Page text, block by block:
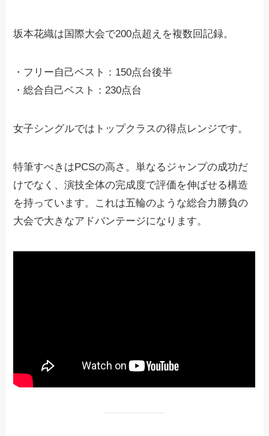
坂本花織は国際大会で200点超えを複数回記録。
・フリー自己ベスト：150点台後半
・総合自己ベスト：230点台
女子シングルではトップクラスの得点レンジです。
特筆すべきはPCSの高さ。単なるジャンプの成功だ
けでなく、演技全体の完成度で評価を伸ばせる構造
を持っています。これは五輪のような総合力勝負の
大会で大きなアドバンテージになります。